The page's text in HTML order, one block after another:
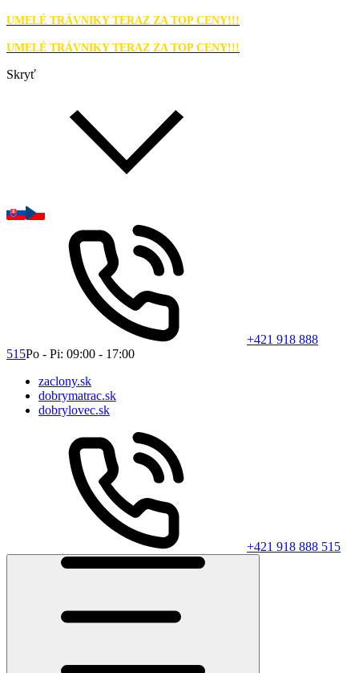
UMELÉ TRÁVNIKY TERAZ ZA TOP CENY!!!
UMELÉ TRÁVNIKY TERAZ ZA TOP CENY!!!
Skryť
+421 918 888
515Po - Pi: 09:00 - 17:00
zaclony.sk
dobrymatrac.sk
dobrylovec.sk
+421 918 888 515